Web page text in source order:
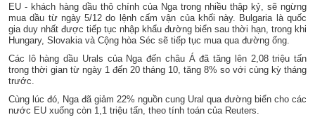
EU - khách hàng dầu thô chính của Nga trong nhiều thập kỷ, sẽ ngừng
mua dầu từ ngày 5/12 do lệnh cấm vận của khối này. Bulgaria là quốc
gia duy nhất được tiếp tục nhập khẩu đường biển sau thời hạn, trong khi
Hungary, Slovakia và Cộng hòa Séc sẽ tiếp tục mua qua đường ống.
Các lô hàng dầu Urals của Nga đến châu Á đã tăng lên 2,08 triệu tấn
trong thời gian từ ngày 1 đến 20 tháng 10, tăng 8% so với cùng kỳ tháng
trước.
Cùng lúc đó, Nga đã giảm 22% nguồn cung Ural qua đường biển cho các
nước EU xuống còn 1,1 triệu tấn, theo tính toán của Reuters.